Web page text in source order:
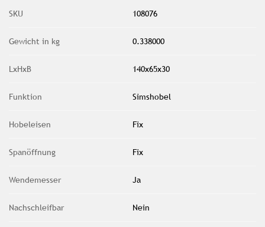
SKU 108076
Gewicht in kg 0.338000
LxHxB 140x65x30
Funktion Simshobel
Hobeleisen Fix
Spanöffnung Fix
Wendemesser Ja
Nachschleifbar Nein